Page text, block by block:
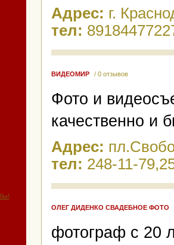
Адрес: г.
тел:
ВИДЕОМИР / 0 отзывов
Фото и
качественно и
Адрес:
тел: 248-11-
ОЛЕГ ДИДЕНКО СВАДЕБНОЕ ФОТО
фотограф с 20